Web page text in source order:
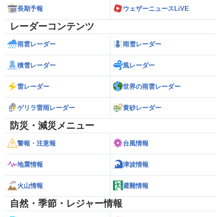
長期予報 ウェザーニュースLiVE
レーダーコンテンツ
雨雲レーダー 雨雪レーダー
積雪レーダー 風レーダー
雷レーダー 世界の雨雲レーダー
ゲリラ雷雨レーダー 黄砂レーダー
防災・減災メニュー
警報・注意報 台風情報
地震情報 津波情報
火山情報 避難情報
自然・季節・レジャー情報